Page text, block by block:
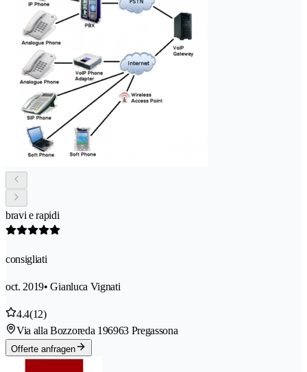
bravi e rapidi
consigliati
oct. 2019• Gianluca Vignati
4.4(12)
Via alla Bozzoreda 196963 Pregassona
Offerte anfragen